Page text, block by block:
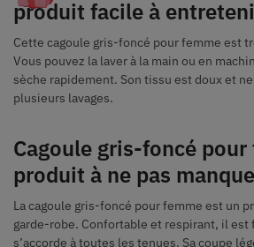
produit facile à
Cette cagoule gris-foncé pour femme est
Vous pouvez la laver à la main ou en
sèche rapidement. Son tissu est doux et
plusieurs lavages.
Cagoule gris-foncé pour
produit à ne pas
La cagoule gris-foncé pour femme est un
garde-robe. Confortable et respirant, il
s’accorde à toutes les tenues. Sa coupe